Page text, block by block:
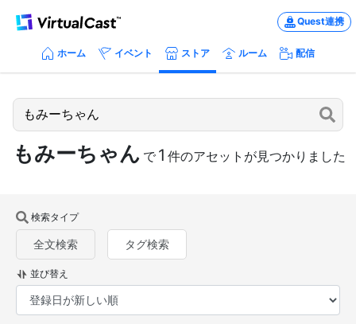
Quest連携
ホーム イベント ストア ルーム 配信
もみーちゃん で 1 件のアセットが見つかりました
検索タイプ
全文検索 タグ検索
並び替え